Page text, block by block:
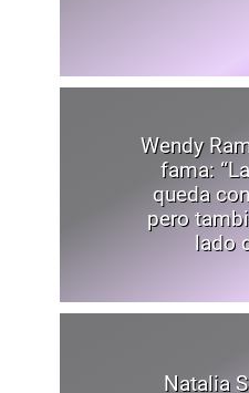
Wendy
fama:
queda
pero
lado
Natalia